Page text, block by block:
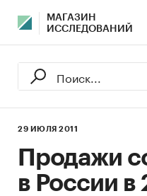
МАГАЗИН
ИССЛЕДОВАНИЙ
29 ИЮЛЯ 2011
Продажи
в России в